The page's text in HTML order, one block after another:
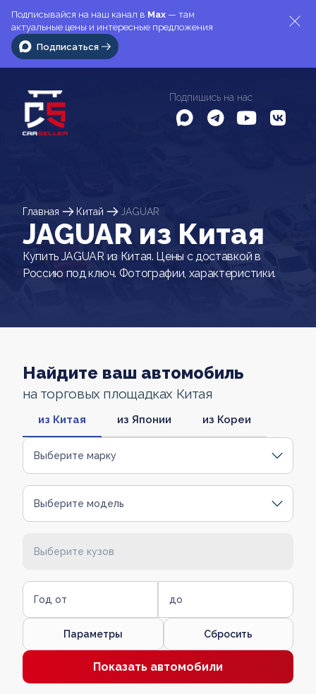
Подписывайся на наш канал в Max — там
актуальные цены и интересные предложения
Подписаться
Подпишись на нас
Главная Китай JAGUAR
JAGUAR из Китая
Купить JAGUAR из Китая. Цены с доставкой в
Россию под ключ. Фотографии, характеристики.
Найдите ваш автомобиль
на торговых площадках Китая
из Китая из Японии из Кореи
Выберите марку
Выберите модель
Выберите кузов
Год от до
Параметры Сбросить
Показать автомобили